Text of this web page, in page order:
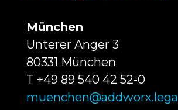
München
Unterer Anger 3
80331 München
T +49 89 540 42 52-0
muenchen@addworx.legal